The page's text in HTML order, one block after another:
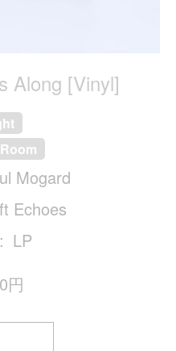
Along [Vinyl]
Mogard
Echoes
LP
円